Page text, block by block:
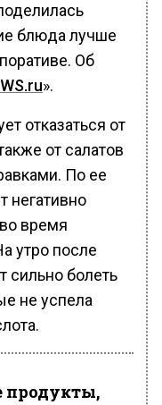
блюда лучше
Об
».
отказаться от
от салатов
По ее
негативно
время
утро после
сильно болеть
не успела
продукты,